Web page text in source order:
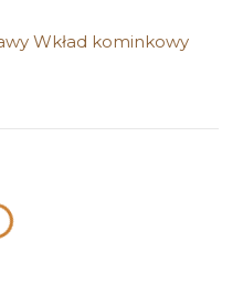
Wkład kominkowy